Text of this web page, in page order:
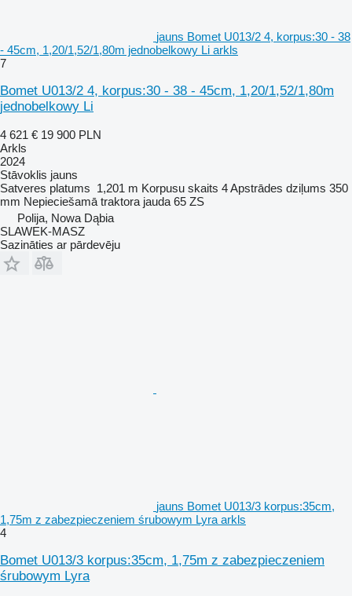
jauns Bomet U013/2 4, korpus:30 - 38
- 45cm, 1,20/1,52/1,80m jednobelkowy Li arkls
7
Bomet U013/2 4, korpus:30 - 38 - 45cm, 1,20/1,52/1,80m
jednobelkowy Li
4 621 € 19 900 PLN
Arkls
2024
Stāvoklis jauns
Satveres platums 1,201 m Korpusu skaits 4Apstrādes dziļums 350
mm Nepieciešamā traktora jauda 65 ZS
Polija, Nowa Dąbia
SLAWEK-MASZ
Sazināties ar pārdevēju
jauns Bomet U013/3 korpus:35cm,
1,75m z zabezpieczeniem śrubowym Lyra arkls
4
Bomet U013/3 korpus:35cm, 1,75m z zabezpieczeniem
śrubowym Lyra